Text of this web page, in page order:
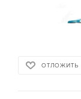
ОТЛОЖИТЬ